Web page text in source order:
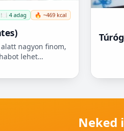
🍽️ 4 adag 🔥 ~469 kcal
nagyon finom,
lehet
Neked